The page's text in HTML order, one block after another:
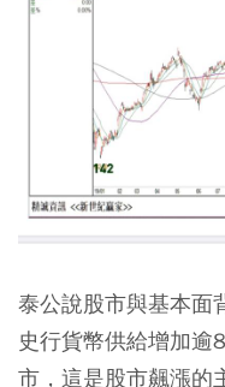
泰公說股市與基本面
史行貨幣供給增加逾
市，這是股市飆漲的